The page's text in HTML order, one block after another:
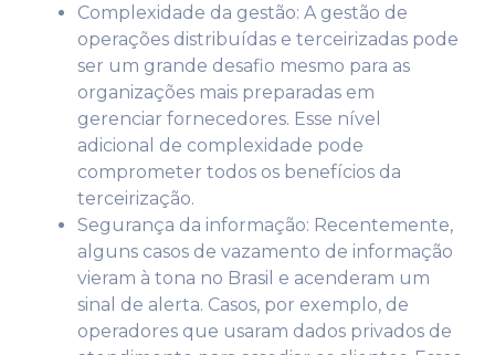
Complexidade da gestão: A gestão de
operações distribuídas e terceirizadas pode
ser um grande desafio mesmo para as
organizações mais preparadas em
gerenciar fornecedores. Esse nível
adicional de complexidade pode
comprometer todos os benefícios da
terceirização.
Segurança da informação: Recentemente,
alguns casos de vazamento de informação
vieram à tona no Brasil e acenderam um
sinal de alerta. Casos, por exemplo, de
operadores que usaram dados privados de